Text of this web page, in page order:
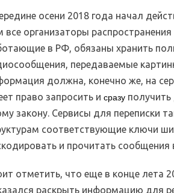
осени 2018 года начал
все организаторы
в РФ, обязаны хранить
передаваемые
должна, конечно же, на
право запросить исразу
закону. Сервисы для переписки
соответствующие ключи
и прочитать сообщения
отметить, что еще в конце лета
раскрыть информацию для